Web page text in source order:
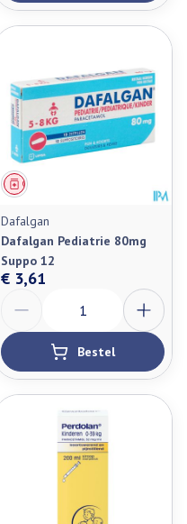
Geneesmiddel
Dafalgan
Dafalgan Pediatrie 80mg
Suppo 12
€ 3,61
Bestel